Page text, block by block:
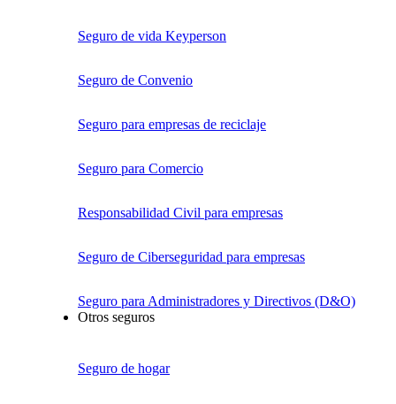
Seguro de vida Keyperson
Seguro de Convenio
Seguro para empresas de reciclaje
Seguro para Comercio
Responsabilidad Civil para empresas
Seguro de Ciberseguridad para empresas
Seguro para Administradores y Directivos (D&O)
Otros seguros
Seguro de hogar